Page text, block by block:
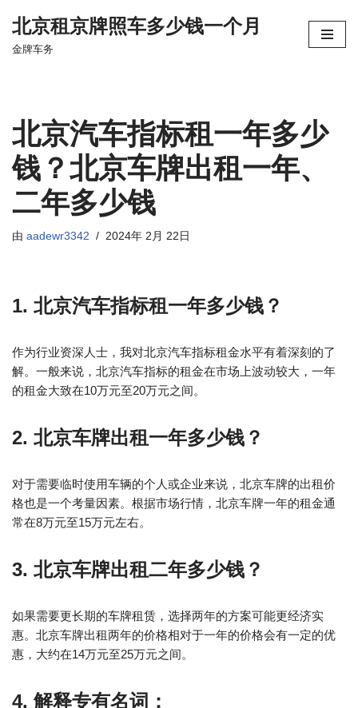
跳
北京租京牌照车多少钱一个月
金牌车务
北京汽车指标租一年多少
钱？北京车牌出租一年、
二年多少钱
由 aadewr3342 2024年 2月 22日
1. 北京汽车指标租一年多少钱？
作为行业资深人士，我对北京汽车指标租金水平有着深刻的了
解。一般来说，北京汽车指标的租金在市场上波动较大，一年
的租金大致在10万元至20万元之间。
2. 北京车牌出租一年多少钱？
对于需要临时使用车辆的个人或企业来说，北京车牌的出租价
格也是一个考量因素。根据市场行情，北京车牌一年的租金通
常在8万元至15万元左右。
3. 北京车牌出租二年多少钱？
如果需要更长期的车牌租赁，选择两年的方案可能更经济实
惠。北京车牌出租两年的价格相对于一年的价格会有一定的优
惠，大约在14万元至25万元之间。
4. 解释专有名词：